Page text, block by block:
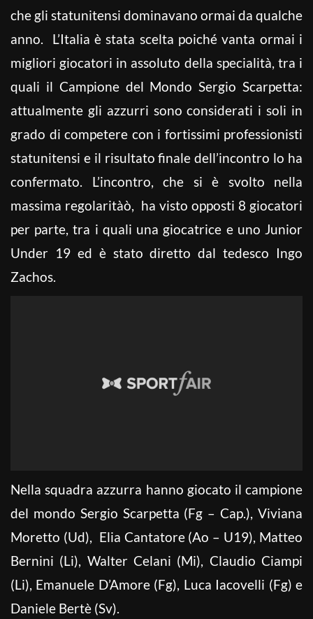
che gli statunitensi dominavano ormai da qualche
anno. L’Italia è stata scelta poiché vanta ormai i
migliori giocatori in assoluto della specialità, tra i
quali il Campione del Mondo Sergio Scarpetta:
attualmente gli azzurri sono considerati i soli in
grado di competere con i fortissimi professionisti
statunitensi e il risultato finale dell’incontro lo ha
confermato. L’incontro, che si è svolto nella
massima regolaritàò, ha visto opposti 8 giocatori
per parte, tra i quali una giocatrice e uno Junior
Under 19 ed è stato diretto dal tedesco Ingo
Zachos.
Nella squadra azzurra hanno giocato il campione
del mondo Sergio Scarpetta (Fg – Cap.), Viviana
Moretto (Ud), Elia Cantatore (Ao – U19), Matteo
Bernini (Li), Walter Celani (Mi), Claudio Ciampi
(Li), Emanuele D’Amore (Fg), Luca Iacovelli (Fg) e
Daniele Bertè (Sv).